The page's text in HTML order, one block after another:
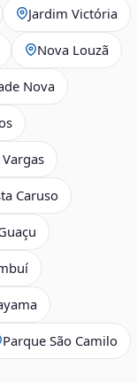
Jardim Victória
Nova Louzã
Nova
Caruso
Parque São Camilo